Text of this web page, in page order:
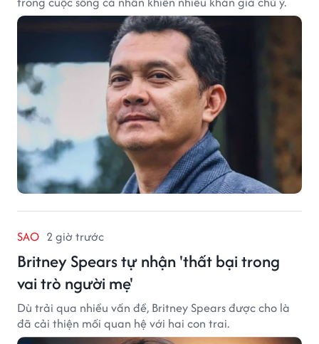
SAO 2 giờ trước
Britney Spears tự nhận 'thất bại trong
vai trò người mẹ'
Dù trải qua nhiều vấn đề, Britney Spears được cho là
đã cải thiện mối quan hệ với hai con trai.